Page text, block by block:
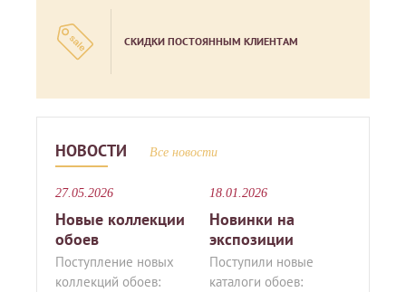
СКИДКИ ПОСТОЯННЫМ КЛИЕНТАМ
НОВОСТИ Все новости
27.05.2026
Новые коллекции
обоев
Поступление новых
коллекций обоев:
18.01.2026
Новинки на
экспозиции
Поступили новые
каталоги обоев: